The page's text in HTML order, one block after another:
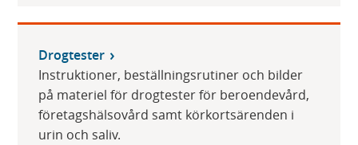
Drogtester
Instruktioner, beställningsrutiner och bilder
på materiel för drogtester för beroendevård,
företagshälsovård samt körkortsärenden i
urin och saliv.